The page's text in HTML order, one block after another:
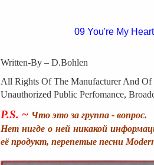
09 You're My
Written-By – D.Bohlen
All Rights Of The Manufacturer And Of
Unauthorized Public Perfomance,
P.S. ~ Что это за группа - вопрос.
Нет нигде о ней никакой
её продукт, перепетые песни